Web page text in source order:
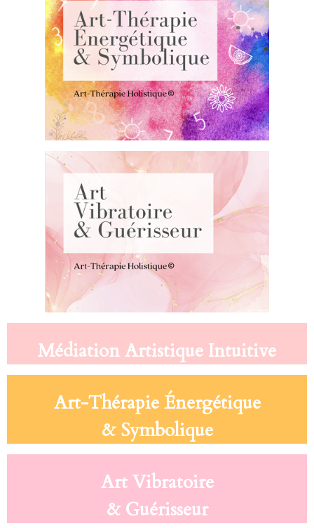
Médiation Artistique Intuitive
Art-Thérapie Énergétique
& Symbolique
Art Vibratoire
& Guérisseur